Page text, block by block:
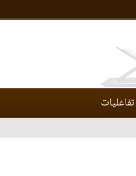
تفاعليات